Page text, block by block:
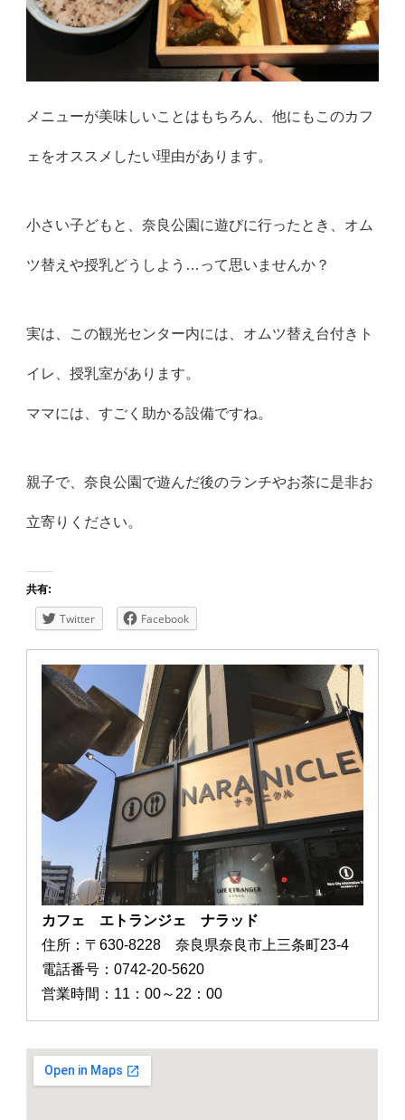
メニューが美味しいことはもちろん、他にもこのカフ
ェをオススメしたい理由があります。
小さい子どもと、奈良公園に遊びに行ったとき、オム
ツ替えや授乳どうしよう…って思いませんか？
実は、この観光センター内には、オムツ替え台付きト
イレ、授乳室があります。
ママには、すごく助かる設備ですね。
親子で、奈良公園で遊んだ後のランチやお茶に是非お
立寄りください。
共有:
Twitter Facebook
カフェ エトランジェ ナラッド
住所：〒630-8228 奈良県奈良市上三条町23-4
電話番号：0742-20-5620
営業時間：11：00～22：00